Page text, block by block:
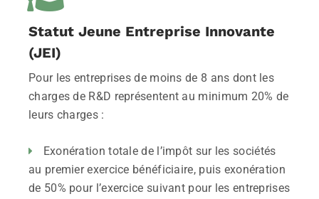
Statut Jeune Entreprise Innovante
(JEI)
Pour les entreprises de moins de 8 ans dont les
charges de R&D représentent au minimum 20% de
leurs charges :
Exonération totale de l’impôt sur les sociétés
au premier exercice bénéficiaire, puis exonération
de 50% pour l’exercice suivant pour les entreprises